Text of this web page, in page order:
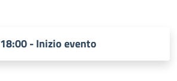
18:00 - Inizio evento